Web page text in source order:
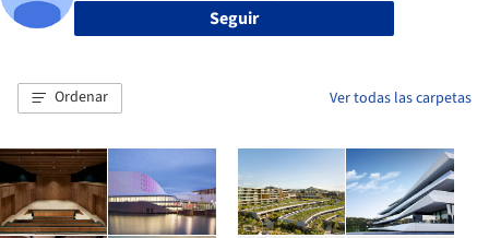
Seguir
Ordenar Ver todas las carpetas